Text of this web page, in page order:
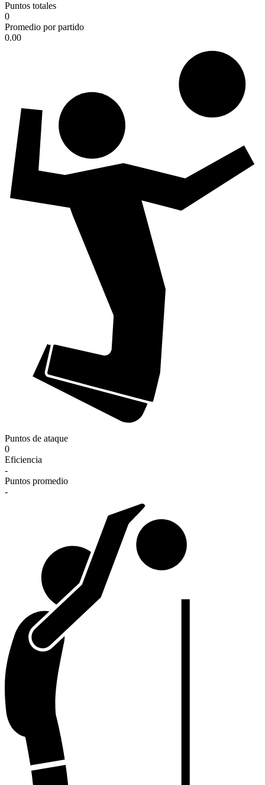
Puntos totales
0
Promedio por partido
0.00
Puntos de ataque
0
Eficiencia
-
Puntos promedio
-